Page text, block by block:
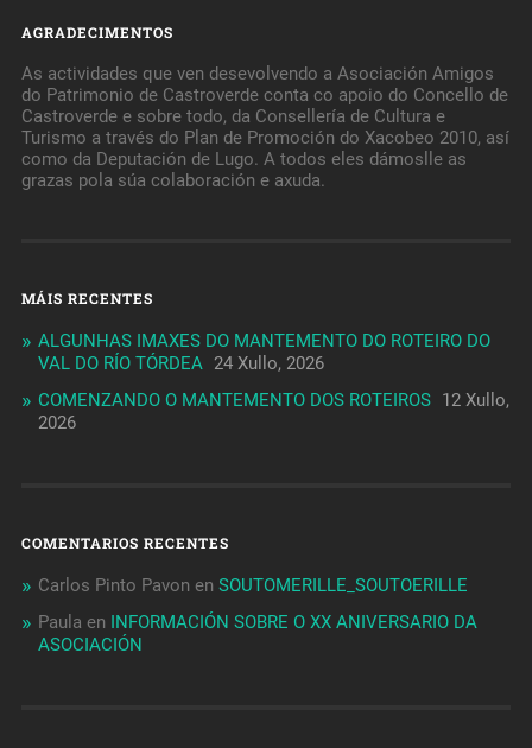
AGRADECIMENTOS
As actividades que ven desevolvendo a Asociación Amigos
do Patrimonio de Castroverde conta co apoio do Concello de
Castroverde e sobre todo, da Consellería de Cultura e
Turismo a través do Plan de Promoción do Xacobeo 2010, así
como da Deputación de Lugo. A todos eles dámoslle as
grazas pola súa colaboración e axuda.
MÁIS RECENTES
ALGUNHAS IMAXES DO MANTEMENTO DO ROTEIRO DO
VAL DO RÍO TÓRDEA 24 Xullo, 2026
COMENZANDO O MANTEMENTO DOS ROTEIROS 12 Xullo,
2026
COMENTARIOS RECENTES
Carlos Pinto Pavon en SOUTOMERILLE_SOUTOERILLE
Paula en INFORMACIÓN SOBRE O XX ANIVERSARIO DA
ASOCIACIÓN